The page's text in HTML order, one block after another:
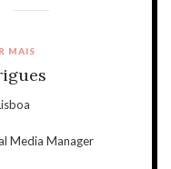
Media Manager
MAIS